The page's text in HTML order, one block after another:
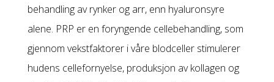
behandling av rynker og arr, enn hyaluronsyre
alene. PRP er en foryngende cellebehandling, som
gjennom vekstfaktorer i våre blodceller stimulerer
hudens cellefornyelse, produksjon av kollagen og